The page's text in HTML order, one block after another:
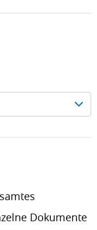
Dokumente